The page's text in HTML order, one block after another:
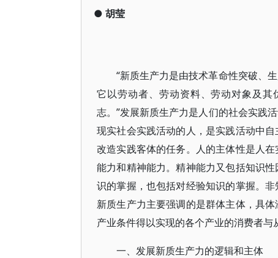
● 胡莹
“新质生产力是由技术革命性突破、
它以劳动者、劳动资料、劳动对象及
志。”发展新质生产力是人们的社会实践
现实社会实践活动的人，是实践活动中
改造实践客体的任务。人的主体性是人
能力和精神能力。精神能力又包括知识
识的掌握，也包括对经验知识的掌握。
新质生产力主要强调的是群体主体，具
产业条件得以实现的各个产业的消费者与
一、发展新质生产力的逻辑和主体